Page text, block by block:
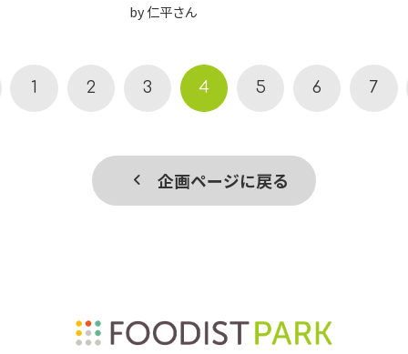
by 仁平さん
1 2 3 4 5 6 7
企画ページに戻る